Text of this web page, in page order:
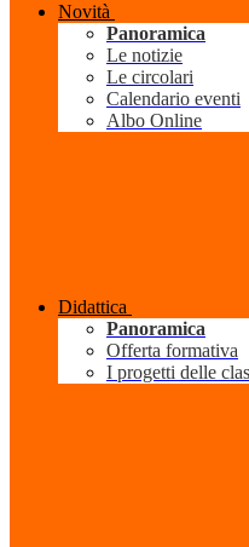
Novità
Panoramica
Le notizie
Le circolari
Calendario eventi
Albo Online
Didattica
Panoramica
Offerta formativa
I progetti delle